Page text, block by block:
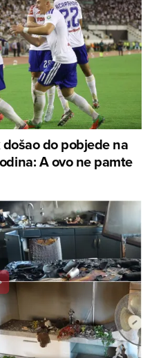
do pobjede na
A ovo ne pamte